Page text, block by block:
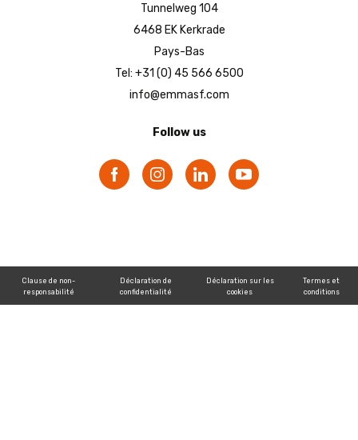
Tunnelweg 104
6468 EK Kerkrade
Pays-Bas
Tel: +31 (0) 45 566 6500
info@emmasf.com
Follow us
Clause de non-
responsabilité
Déclaration de
confidentialité
Déclaration sur les
cookies
Termes et
conditions